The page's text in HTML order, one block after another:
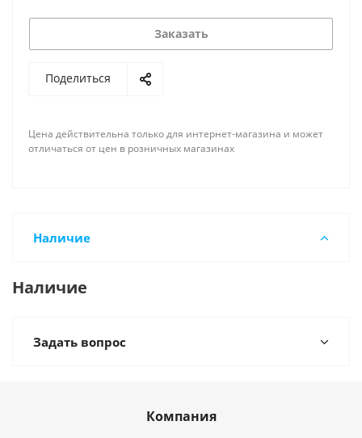
Заказать
Поделиться
Цена действительна только для интернет-магазина и может
отличаться от цен в розничных магазинах
Наличие
Наличие
Задать вопрос
Компания